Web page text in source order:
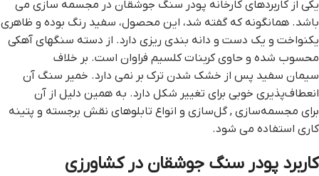
یکی از کاربردهای کارخانه پودر سنگ جوشقان در مجسمه سازی می
باشد. همانگونه که گفته شد، این محصول، سفید رنگ بوده و ظاهری
یکنواخت و یک دست و دانه بندی ریزی دارد. از دسته سنگهای آهکی
محسوب شده و حاوی کربنات کلسیم فراوان است. بر خلاف
سیمان سفید پس از خشک شدن ترک بر نمی دارد. خمیر سنگ آن
انعطاف‌پذیری خوبی برای تغییر شکل دارد. به همین دلیل از آن
برای مجسمه‌سازی , گل‌سازی و انواع تابلوهای نقش برجسته و پتینه
کاری استفاده می شود.
کاربرد پودر سنگ جوشقان در کشاورزی